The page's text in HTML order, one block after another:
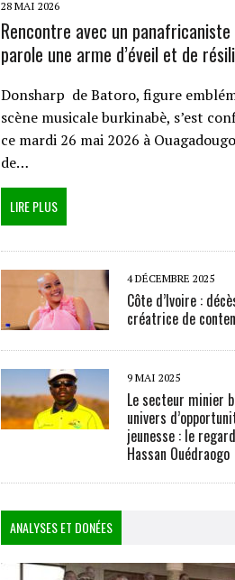
28 MAI 2026
Rencontre avec un
parole une arme d’éveil et de
Donsharp de Batoro, figure
scène musicale burkinabè, s’est
ce mardi 26 mai 2026 à
de…
LIRE PLUS
4 DÉCEMBRE 2025
Côte d’Ivoire :
créatrice de
9 MAI 2025
Le secteur minier
univers
jeunesse : le
Hassan Ouédraogo
ANALYSES ET DONÉES